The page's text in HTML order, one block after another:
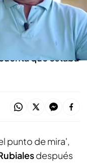
de mira', este
Martínez de
que estaba
punto de mira',
después